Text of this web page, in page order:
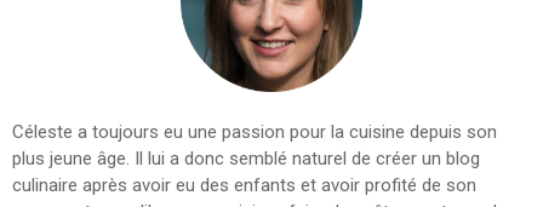
Céleste a toujours eu une passion pour la cuisine depuis son
plus jeune âge. Il lui a donc semblé naturel de créer un blog
culinaire après avoir eu des enfants et avoir profité de son